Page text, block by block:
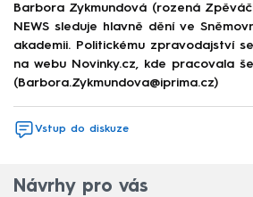
Barbora Zykmundová (rozená
NEWS sleduje hlavně dění ve
akademii. Politickému zpravodajství
na webu Novinky.cz, kde pracovala
(Barbora.Zykmundova@iprima.cz)
Vstup do diskuze
Návrhy pro vás